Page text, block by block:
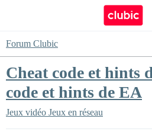
Forum Clubic
Cheat code et hints
code et hints de EA
Jeux vidéo Jeux en réseau